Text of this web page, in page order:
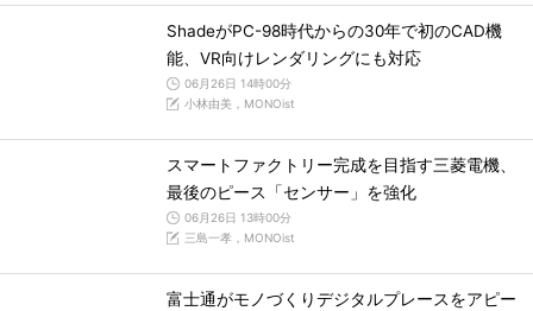
ShadeがPC-98時代からの30年で初のCAD機
能、VR向けレンダリングにも対応
06月26日 14時00分
小林由美，MONOist
スマートファクトリー完成を目指す三菱電機、
最後のピース「センサー」を強化
06月26日 13時00分
三島一孝，MONOist
富士通がモノづくりデジタルプレースをアピー